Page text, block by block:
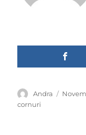
Author
Andra
Posted
cornuri